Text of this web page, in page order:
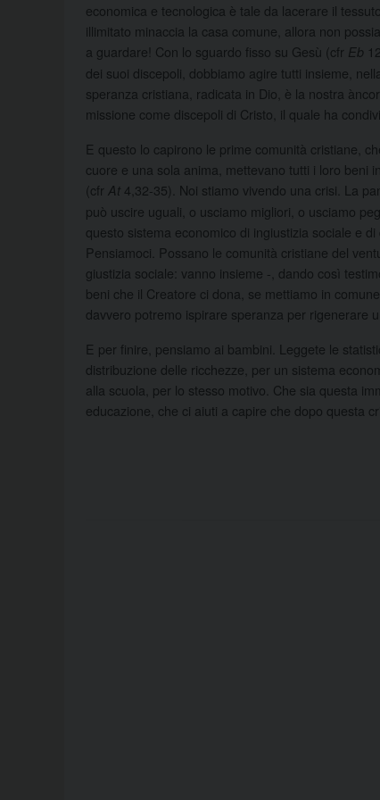
economica e tecnologica è tale da lacerare il
illimitato minaccia la casa comune, allora non
a guardare! Con lo sguardo fisso su Gesù (cfr Eb
dei suoi discepoli, dobbiamo agire tutti insieme,
speranza cristiana, radicata in Dio, è la nostra
missione come discepoli di Cristo, il quale ha
E questo lo capirono le prime comunità cristiane,
cuore e una sola anima, mettevano tutti i loro beni
(cfr At 4,32-35). Noi stiamo vivendo una crisi. La
può uscire uguali, o usciamo migliori, o usciamo
questo sistema economico di ingiustizia sociale e
Pensiamoci. Possano le comunità cristiane del
giustizia sociale: vanno insieme -, dando così
beni che il Creatore ci dona, se mettiamo in
davvero potremo ispirare speranza per rigenerare
E per finire, pensiamo ai bambini. Leggete le
distribuzione delle ricchezze, per un sistema
alla scuola, per lo stesso motivo. Che sia questa
educazione, che ci aiuti a capire che dopo questa